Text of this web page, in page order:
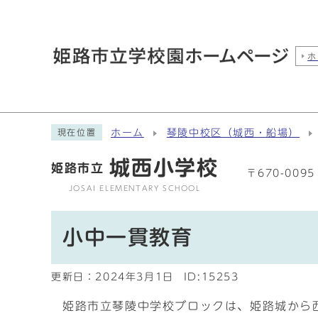
現在位置 ホーム 琴陵中校区（城西・船場）
姫路市立 城西小学校
JOSAI ELEMENTARY SCHOOL
〒670-0095
小中一貫教育
更新日： 2024年3月1日 ID:15253
姫路市立琴陵中学校ブロックは、姫路城か